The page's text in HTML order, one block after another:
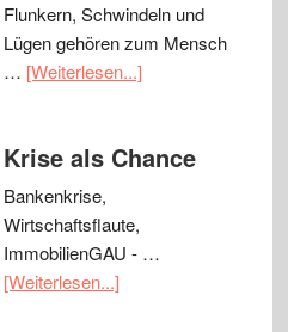
Flunkern, Schwindeln und
Lügen gehören zum Mensch
… [Weiterlesen...]
Krise als Chance
Bankenkrise,
Wirtschaftsflaute,
ImmobilienGAU - …
[Weiterlesen...]